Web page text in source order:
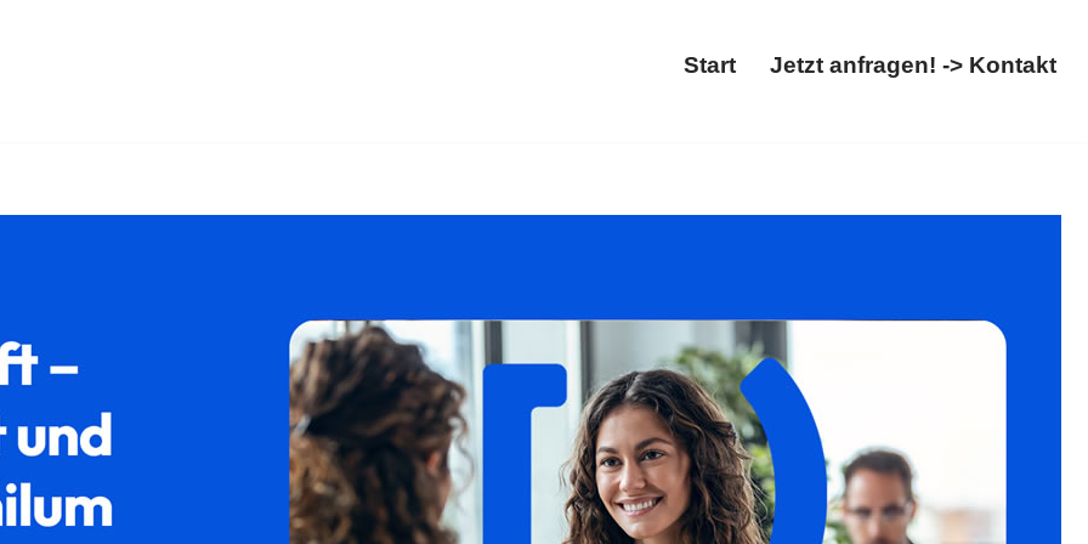
Start Jetzt anfragen! -> Kontakt
und ✓Abschiebung in Farchant. Gemeinsam stark ✉.